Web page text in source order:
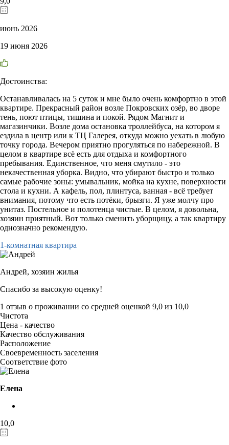
июнь 2026
19 июня 2026
Достоинства:
Останавливалась на 5 суток и мне было очень комфортно в этой
квартире. Прекрасный район возле Покровских озёр, во дворе
тень, поют птицы, тишина и покой. Рядом Магнит и
магазинчики. Возле дома остановка троллейбуса, на котором я
ездила в центр или к ТЦ Галерея, откуда можно уехать в любую
точку города. Вечером приятно прогуляться по набережной. В
целом в квартире всё есть для отдыха и комфортного
пребывания. Единственное, что меня смутило - это
некачественная уборка. Видно, что убирают быстро и только
самые рабочие зоны: умывальник, мойка на кухне, поверхности
стола и кухни. А кафель, пол, плинтуса, ванная - всё требует
внимания, потому что есть потёки, брызги. Я уже молчу про
унитаз. Постельное и полотенца чистые. В целом, я довольна,
хозяин приятный. Вот только сменить уборщицу, а так квартиру
однозначно рекомендую.
1-комнатная квартира
Андрей, хозяин жилья
Спасибо за высокую оценку!
1 отзыв о проживании со средней оценкой 9,0 из 10,0
Чистота
Цена - качество
Качество обслуживания
Расположение
Своевременность заселения
Соответствие фото
Елена
10,0